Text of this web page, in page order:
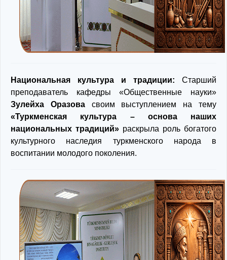
Национальная культура и традиции: Старший
преподаватель кафедры «Общественные науки»
Зулейха Оразовасвоим выступлением на тему
«Туркменская культура – основа наших
национальных традиций» раскрыла роль богатого
культурного наследия туркменского народа в
воспитании молодого поколения.